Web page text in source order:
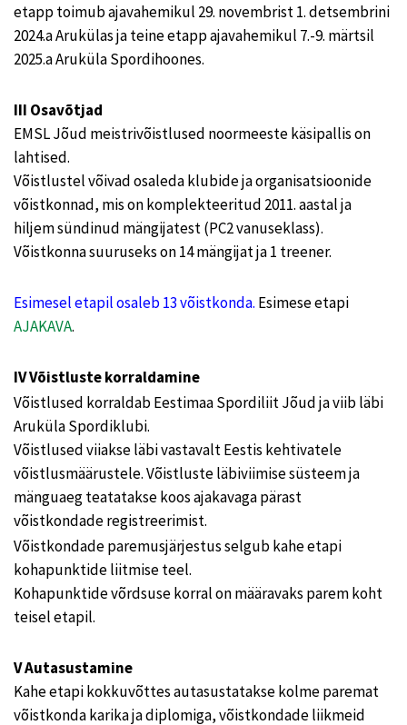
etapp toimub ajavahemikul 29. novembrist 1. detsembrini
2024.a Arukülas ja teine etapp ajavahemikul 7.-9. märtsil
2025.a Aruküla Spordihoones.
III Osavõtjad
EMSL Jõud meistrivõistlused noormeeste käsipallis on
lahtised.
Võistlustel võivad osaleda klubide ja organisatsioonide
võistkonnad, mis on komplekteeritud 2011. aastal ja
hiljem sündinud mängijatest (PC2 vanuseklass).
Võistkonna suuruseks on 14 mängijat ja 1 treener.
Esimesel etapil osaleb 13 võistkonda. Esimese etapi
AJAKAVA.
IV Võistluste korraldamine
Võistlused korraldab Eestimaa Spordiliit Jõud ja viib läbi
Aruküla Spordiklubi.
Võistlused viiakse läbi vastavalt Eestis kehtivatele
võistlusmäärustele. Võistluste läbiviimise süsteem ja
mänguaeg teatatakse koos ajakavaga pärast
võistkondade registreerimist.
Võistkondade paremusjärjestus selgub kahe etapi
kohapunktide liitmise teel.
Kohapunktide võrdsuse korral on määravaks parem koht
teisel etapil.
V Autasustamine
Kahe etapi kokkuvõttes autasustatakse kolme paremat
võistkonda karika ja diplomiga, võistkondade liikmeid